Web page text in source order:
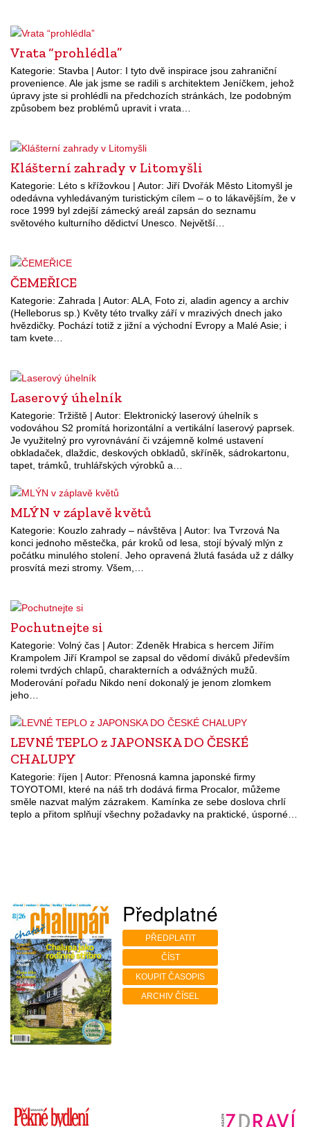
Vrata “prohlédla”
Kategorie: Stavba | Autor: I tyto dvě inspirace jsou zahraniční
provenience. Ale jak jsme se radili s architektem Jeníčkem, jehož
úpravy jste si prohlédli na předchozích stránkách, lze podobným
způsobem bez problémů upravit i vrata…
Klášterní zahrady v Litomyšli
Kategorie: Léto s křížovkou | Autor: Jiří Dvořák Město Litomyšl je
odedávna vyhledávaným turistickým cílem – o to lákavějším, že v
roce 1999 byl zdejší zámecký areál zapsán do seznamu
světového kulturního dědictví Unesco. Největší…
ČEMEŘICE
Kategorie: Zahrada | Autor: ALA, Foto zi, aladin agency a archiv
(Helleborus sp.) Květy této trvalky září v mrazivých dnech jako
hvězdičky. Pochází totiž z jižní a východní Evropy a Malé Asie; i
tam kvete…
Laserový úhelník
Kategorie: Tržiště | Autor: Elektronický laserový úhelník s
vodováhou S2 promítá horizontální a vertikální laserový paprsek.
Je využitelný pro vyrovnávání či vzájemně kolmé ustavení
obkladaček, dlaždic, deskových obkladů, skříněk, sádrokartonu,
tapet, trámků, truhlářských výrobků a…
MLÝN v záplavě květů
Kategorie: Kouzlo zahrady – návštěva | Autor: Iva Tvrzová Na
konci jednoho městečka, pár kroků od lesa, stojí bývalý mlýn z
počátku minulého stolení. Jeho opravená žlutá fasáda už z dálky
prosvítá mezi stromy. Všem,…
Pochutnejte si
Kategorie: Volný čas | Autor: Zdeněk Hrabica s hercem Jiřím
Krampolem Jiří Krampol se zapsal do vědomí diváků především
rolemi tvrdých chlapů, charakterních a odvážných mužů.
Moderování pořadu Nikdo není dokonalý je jenom zlomkem
jeho…
LEVNÉ TEPLO z JAPONSKA DO ČESKÉ
CHALUPY
Kategorie: říjen | Autor: Přenosná kamna japonské firmy
TOYOTOMI, které na náš trh dodává firma Procalor, můžeme
směle nazvat malým zázrakem. Kamínka ze sebe doslova chrlí
teplo a přitom splňují všechny požadavky na praktické, úsporné…
Předplatné
PŘEDPLATIT
ČÍST
KOUPIT ČASOPIS
ARCHIV ČÍSEL